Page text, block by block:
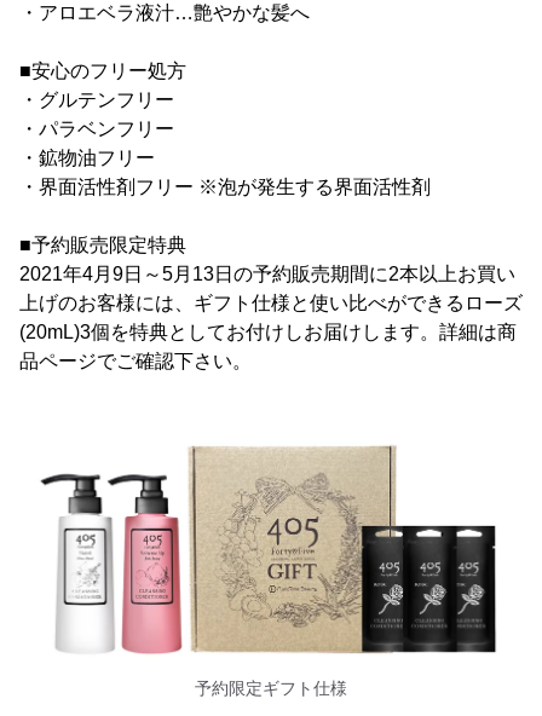
・アロエベラ液汁…艶やかな髪へ
■安心のフリー処方
・グルテンフリー
・パラベンフリー
・鉱物油フリー
・界面活性剤フリー ※泡が発生する界面活性剤
■予約販売限定特典
2021年4月9日～5月13日の予約販売期間に2本以上お買い
上げのお客様には、ギフト仕様と使い比べができるローズ
(20mL)3個を特典としてお付けしお届けします。詳細は商
品ページでご確認下さい。
予約限定ギフト仕様